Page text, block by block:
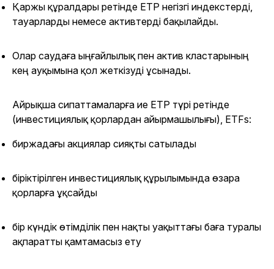
Қаржы құралдары ретінде ETP негізгі индекстерді,
тауарларды немесе активтерді бақылайды.
Олар саудаға ыңғайлылық пен актив кластарының
кең ауқымына қол жеткізуді ұсынады.
Айрықша сипаттамаларға ие ETP түрі ретінде
(инвестициялық қорлардан айырмашылығы), ETFs:
биржадағы акциялар сияқты сатылады
біріктірілген инвестициялық құрылымында өзара
қорларға ұқсайды
бір күндік өтімділік пен нақты уақыттағы баға туралы
ақпаратты қамтамасыз ету